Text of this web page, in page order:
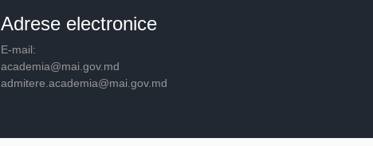
Adrese electronice
E-mail:
academia@mai.gov.md
admitere.academia@mai.gov.md